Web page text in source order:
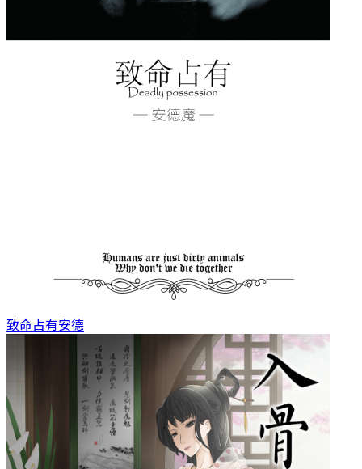
致命占有安德